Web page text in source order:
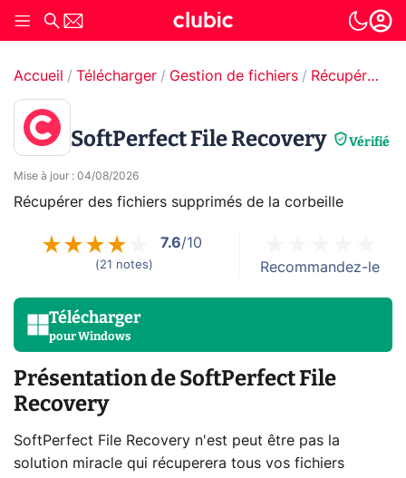
Accueil Télécharger Gestion de fichiers Récupération de données
SoftPerfect File Recovery Vérifié
Mise à jour : 04/08/2026
Récupérer des fichiers supprimés de la corbeille
7.6/10
(21 notes) Recommandez-le
Télécharger
pourWindows
Présentation de SoftPerfect File
Recovery
SoftPerfect File Recovery n'est peut être pas la
solution miracle qui récuperera tous vos fichiers